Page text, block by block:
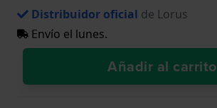
Distribuidor oficial de Lorus
Envío el lunes.
Añadir al carrito